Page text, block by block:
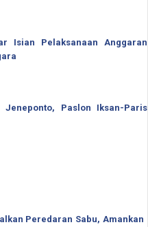
Isian Pelaksanaan Anggaran
Jeneponto, Paslon Iksan-Paris
Peredaran Sabu, Amankan